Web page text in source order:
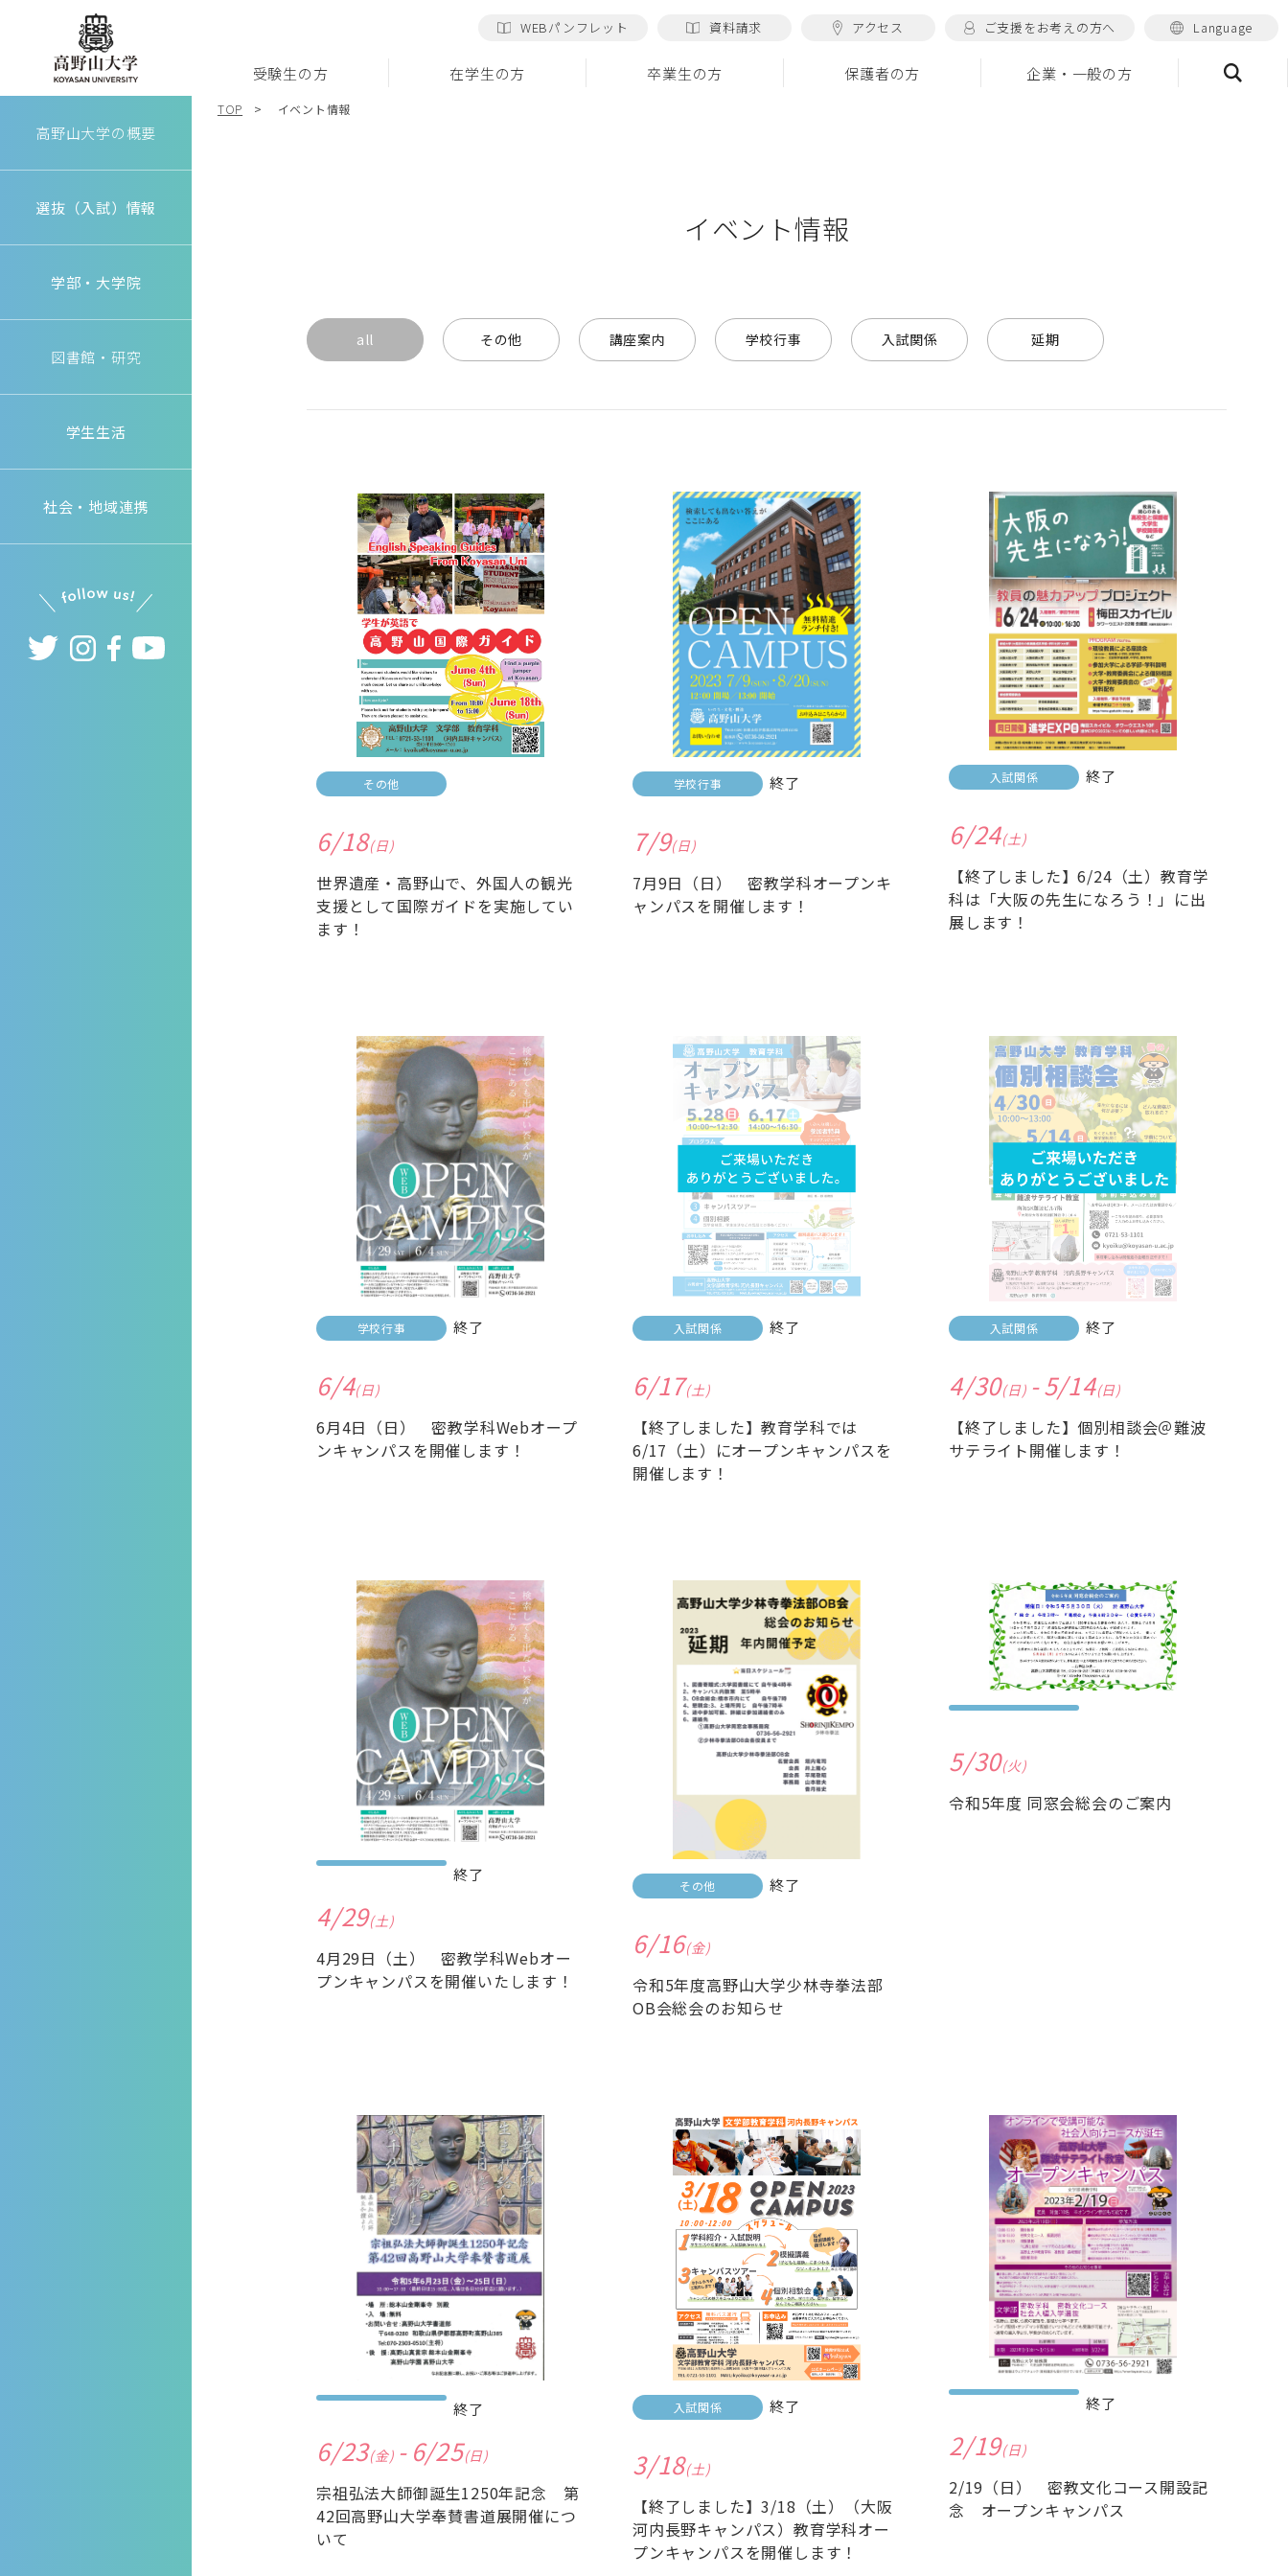
高野山大学
高野山大学の概要
選抜（入試）情報
学部・大学院
図書館・研究
学生生活
社会・地域連携
WEBパンフレット 資料請求 アクセス ご支援をお考えの方へ Language
受験生の方 在学生の方 卒業生の方 保護者の方
企業・一般の方
TOP イベント情報
イベント情報
all その他 講座案内 学校行事 入試関係 延期
その他
6/18(日)
世界遺産・高野山で、外国人の観光
支援として国際ガイドを実施してい
ます！
学校行事 終了
7/9(日)
7月9日（日） 密教学科オープンキ
ャンパスを開催します！
入試関係 終了
6/24(土)
【終了しました】6/24（土）教育学
科は「大阪の先生になろう！」に出
展します！
学校行事 終了
6/4(日)
6月4日（日） 密教学科Webオープ
ンキャンパスを開催します！
入試関係 終了
6/17(土)
【終了しました】教育学科では
6/17（土）にオープンキャンパスを
開催します！
入試関係 終了
4/30(日) -5/14(日)
【終了しました】個別相談会＠難波
サテライト開催します！
終了
4/29(土)
4月29日（土） 密教学科Webオー
プンキャンパスを開催いたします！
その他 終了
6/16(金)
令和5年度高野山大学少林寺拳法部
OB会総会のお知らせ
5/30(火)
令和5年度 同窓会総会のご案内
終了
6/23(金) - 6/25(日)
宗祖弘法大師御誕生1250年記念 第
42回高野山大学奉賛書道展開催につ
いて
入試関係 終了
3/18(土)
【終了しました】3/18（土）（大阪
河内長野キャンパス）教育学科オー
プンキャンパスを開催します！
終了
2/19(日)
2/19（日） 密教文化コース開設記
念 オープンキャンパス